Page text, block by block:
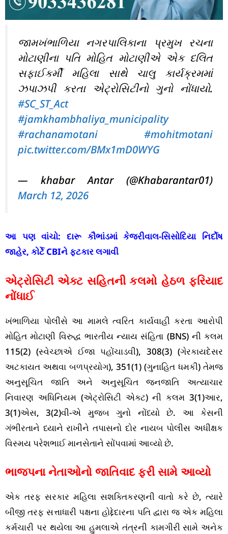
જામખંભાળિયા નગરપાલિકાના પ્રમુખ રચના
મોટાણીના પતિ મોહિત મોટાણીએ એક દલિત
સફાઈકર્મી મહિલા સાથે ચાલુ કાર્યક્રમમાં
ઝપાઝપી કરતા એટ્રોસિટીનો ગુનો નોંધાયો.
#SC_ST_Act
#jamkhambhaliya_municipality
#rachanamotani
#mohitmotani
pic.twitter.com/BMx1mD0WYG
— khabar Antar (@Khabarantar01)
March 12, 2026
આ પણ વાંચો: દારૂ કૌભાંડમાં કેજરીવાલ-સિસોદિયા નિર્દોષ
જાહેર, કોર્ટે CBIને ફટકાર લગાવી
એટ્રોસિટી એક્ટ સહિતની કલમો હેઠળ ફરિયાદ
નોંધાઈ
ખંભાળિયા પોલીસે આ મામલે ત્વરિત કાર્યવાહી કરતા આરોપી
મોહિત મોટાણી વિરુદ્ધ ભારતીય ન્યાય સંહિતા (BNS) ની કલમ
115(2) (સ્વેચ્છાએ ઈજા પહોંચાડવી), 308(3) (ગેરકાયદેસર
અટકાયત અથવા બળપ્રયોગ), 351(1) (ગુનાહિત ધમકી) તેમજ
અનુસૂચિત જાતિ અને અનુસૂચિત જનજાતિ અત્યાચાર
નિવારણ અધિનિયમ (એટ્રોસિટી એક્ટ) ની કલમ 3(1)આર,
3(1)એસ, 3(2)વી-એ મુજબ ગુનો નોંધ્યો છે. આ કેસની
ગંભીરતાને ધ્યાને રાખીને તપાસનો દોર નાયબ પોલીસ અધીક્ષક
વિસ્મય પરેશભાઈ માનસેતાને સોંપવામાં આવ્યો છે.
ભાજપના નેતાઓનો જાતિવાદ ફરી સામે આવ્યો
એક તરફ સરકાર મહિલા સશક્તિકરણની વાતો કરે છે, ત્યારે
બીજી તરફ સત્તાધારી પક્ષના હોદ્દેદારના પતિ દ્વારા જ એક મહિલા
કર્મચારી પર થયેલા આ હુમલાએ તંત્રની કામગીરી સામે અનેક